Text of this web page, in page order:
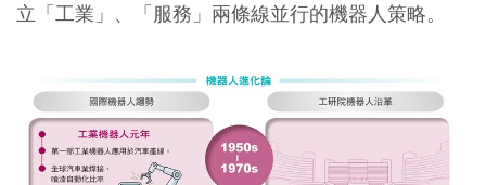
立「工業」、「服務」兩條線並行的機器人策略。